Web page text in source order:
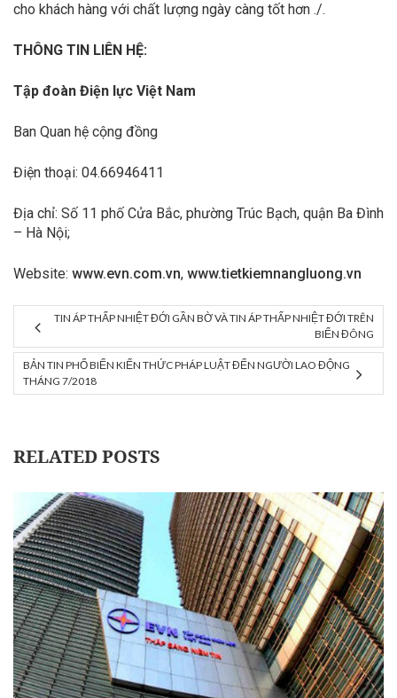
cho khách hàng với chất lượng ngày càng tốt hơn ./.
THÔNG TIN LIÊN HỆ:
Tập đoàn Điện lực Việt Nam
Ban Quan hệ cộng đồng
Điện thoại: 04.66946411
Địa chỉ: Số 11 phố Cửa Bắc, phường Trúc Bạch, quận Ba Đình
– Hà Nội;
Website: www.evn.com.vn, www.tietkiemnangluong.vn
TIN ÁP THẤP NHIỆT ĐỚI GẦN BỜ VÀ TIN ÁP THẤP NHIỆT ĐỚI TRÊN
BIỂN ĐÔNG
BẢN TIN PHỔ BIẾN KIẾN THỨC PHÁP LUẬT ĐẾN NGƯỜI LAO ĐỘNG
THÁNG 7/2018
RELATED POSTS